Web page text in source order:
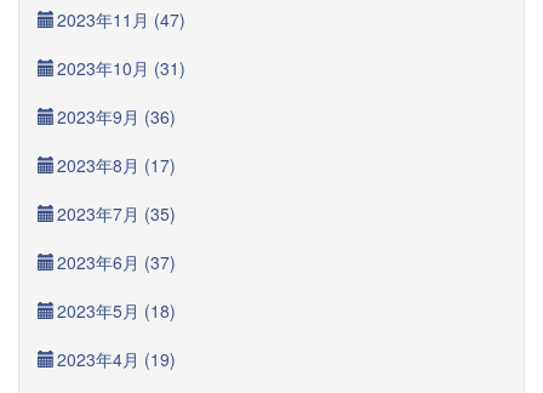
2023年11月 (47)
2023年10月 (31)
2023年9月 (36)
2023年8月 (17)
2023年7月 (35)
2023年6月 (37)
2023年5月 (18)
2023年4月 (19)